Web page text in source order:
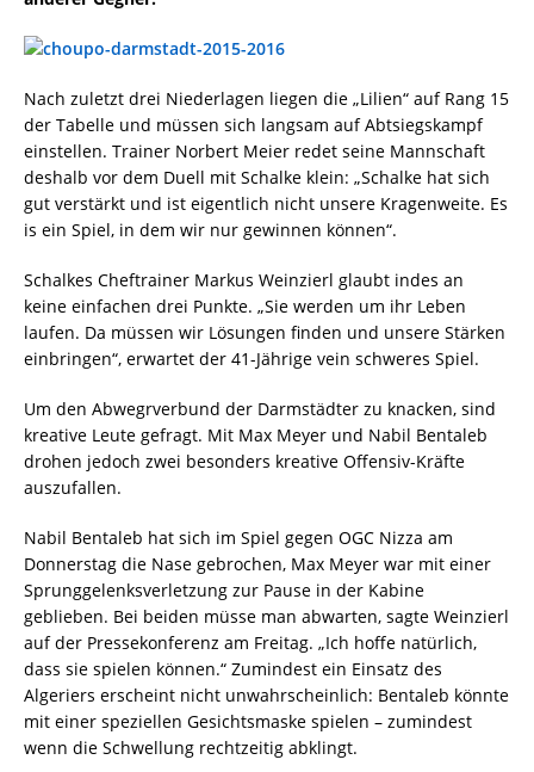
Nach zuletzt drei Niederlagen liegen die „Lilien“ auf Rang 15
der Tabelle und müssen sich langsam auf Abtsiegskampf
einstellen. Trainer Norbert Meier redet seine Mannschaft
deshalb vor dem Duell mit Schalke klein: „Schalke hat sich
gut verstärkt und ist eigentlich nicht unsere Kragenweite. Es
is ein Spiel, in dem wir nur gewinnen können“.
Schalkes Cheftrainer Markus Weinzierl glaubt indes an
keine einfachen drei Punkte. „Sie werden um ihr Leben
laufen. Da müssen wir Lösungen finden und unsere Stärken
einbringen“, erwartet der 41-Jährige vein schweres Spiel.
Um den Abwegrverbund der Darmstädter zu knacken, sind
kreative Leute gefragt. Mit Max Meyer und Nabil Bentaleb
drohen jedoch zwei besonders kreative Offensiv-Kräfte
auszufallen.
Nabil Bentaleb hat sich im Spiel gegen OGC Nizza am
Donnerstag die Nase gebrochen, Max Meyer war mit einer
Sprunggelenksverletzung zur Pause in der Kabine
geblieben. Bei beiden müsse man abwarten, sagte Weinzierl
auf der Pressekonferenz am Freitag. „Ich hoffe natürlich,
dass sie spielen können.“ Zumindest ein Einsatz des
Algeriers erscheint nicht unwahrscheinlich: Bentaleb könnte
mit einer speziellen Gesichtsmaske spielen – zumindest
wenn die Schwellung rechtzeitig abklingt.